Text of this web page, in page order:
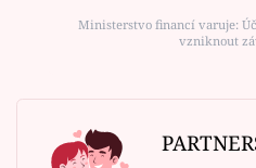
Ministerstvo financí varuje:
vzniknout